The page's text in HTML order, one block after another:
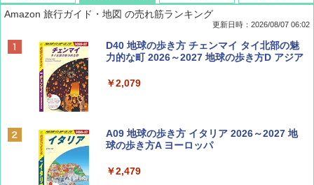
ディズニーファン ２０２６年 ９月号 [雑
誌] (ＤＩＳＮＥＹ ＦＡＮ)
￥713
BE-PAL(ビ-パル) 2026年 9 月号【特別付録:
SOTO ミニマル"旅"財布 ランダム2種】
￥1,500
Amazon 旅行ガイド・地図 の売れ筋ランキング
更新日時：2026/08/07 06:02
D40 地球の歩き方 チェンマイ タイ北部の魅
力的な町 2026～2027 地球の歩き方D アジア
￥2,079
A09 地球の歩き方 イタリア 2026～2027 地
球の歩き方A ヨーロッパ
￥2,479